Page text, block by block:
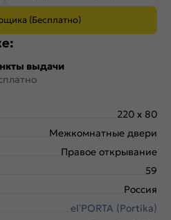
(Бесплатно)
выдачи
220 x 80
Межкомнатные двери
Правое открывание
59
Россия
el’PORTA (Portika)